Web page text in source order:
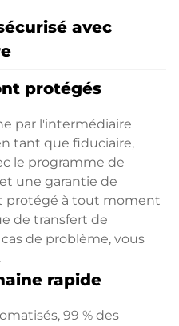
avec
protégés
par l'intermédiaire
tant que fiduciaire,
le programme de
une garantie de
protégé à tout moment
de transfert de
de problème, vous
rapide
99 % des